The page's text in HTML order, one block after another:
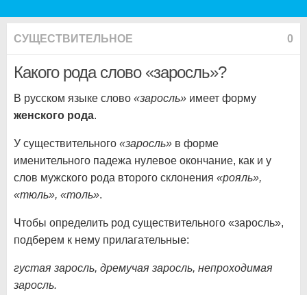
СУЩЕСТВИТЕЛЬНОЕ 0
Какого рода слово «заросль»?
В русском языке слово «заросль» имеет форму
женского рода.
У существительного «заросль» в форме
именительного падежа нулевое окончание, как и у
слов мужского рода второго склонения «рояль»,
«тюль», «толь».
Чтобы определить род существительного «заросль»,
подберем к нему прилагательные:
густая заросль, дремучая заросль, непроходимая
заросль.